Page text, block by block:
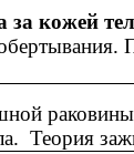
кожей
Теория